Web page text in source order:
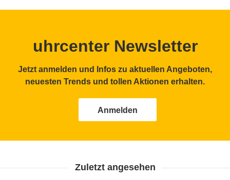
uhrcenter Newsletter
Jetzt anmelden und Infos zu aktuellen Angeboten,
neuesten Trends und tollen Aktionen erhalten.
Anmelden
Zuletzt angesehen